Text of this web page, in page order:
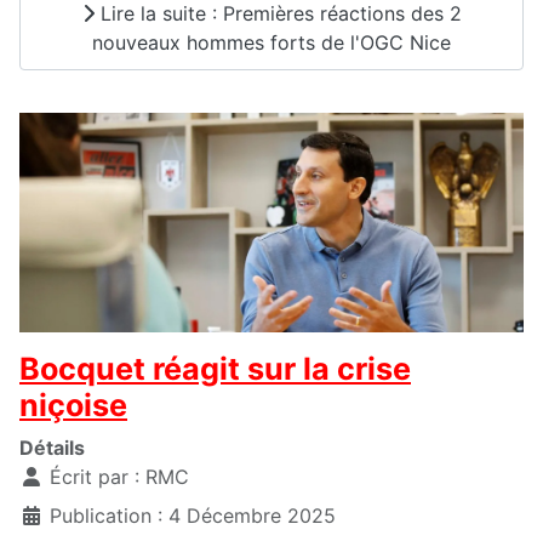
Lire la suite : Premières réactions des 2
nouveaux hommes forts de l'OGC Nice
Bocquet réagit sur la crise
niçoise
Détails
Écrit par : RMC
Publication : 4 Décembre 2025